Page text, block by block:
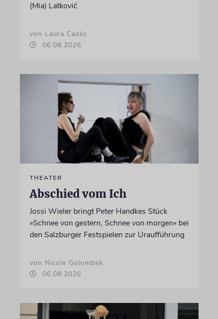
(Mia) Latković
von Laura Cazés
06.08.2026
THEATER
Abschied vom Ich
Jossi Wieler bringt Peter Handkes Stück
»Schnee von gestern, Schnee von morgen« bei
den Salzburger Festspielen zur Uraufführung
von Nicole Golombek
06.08.2026